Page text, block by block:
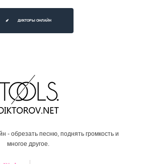
ДИКТОРЫ ОНЛАЙН
- обрезать песню, поднять громкость и
многое другое.